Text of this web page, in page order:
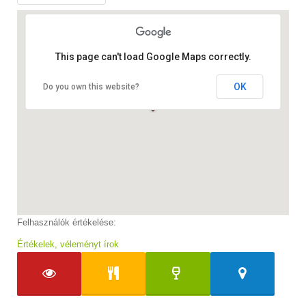
This page can't load Google Maps correctly.
Do you own this website? OK
Felhasználók értékelése:
Értékelek, véleményt írok